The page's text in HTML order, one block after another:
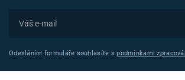
Odesláním formuláře souhlasíte spodmínkami